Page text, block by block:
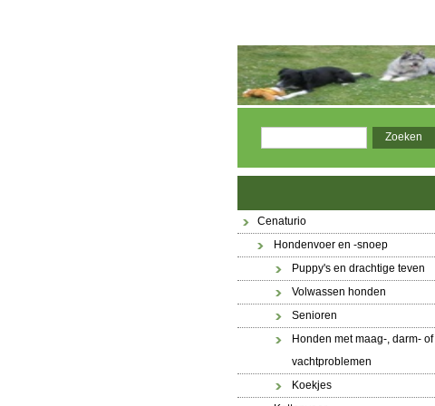
Cenaturio
Hondenvoer en -snoep
Puppy's en drachtige teven
Volwassen honden
Senioren
Honden met maag-, darm- of
vachtproblemen
Koekjes